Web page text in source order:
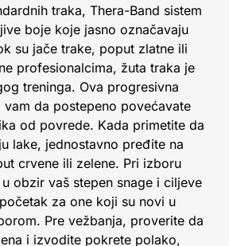
traka, Thera-Band sistem
boje koje jasno označavaju
su jače trake, poput zlatne ili
profesionalcima, žuta traka je
treninga. Ova progresivna
vam da postepeno povećavate
od povrede. Kada primetite da
lake, jednostavno pređite na
crvene ili zelene. Pri izboru
obzir vaš stepen snage i ciljeve
za one koji su novi u
Pre vežbanja, proverite da
i izvodite pokrete polako,